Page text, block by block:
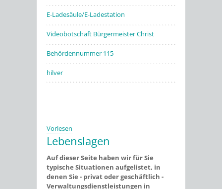
E-Ladesäule/E-Ladestation
Videobotschaft Bürgermeister Christ
Behördennummer 115
hilver
Vorlesen
Lebenslagen
Auf dieser Seite haben wir für Sie
typische Situationen aufgelistet, in
denen Sie - privat oder geschäftlich -
Verwaltungsdienstleistungen in